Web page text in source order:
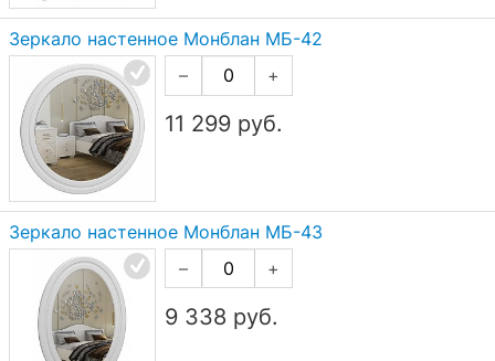
Зеркало настенное Монблан МБ-42
–
+
11 299 руб.
Зеркало настенное Монблан МБ-43
–
+
9 338 руб.